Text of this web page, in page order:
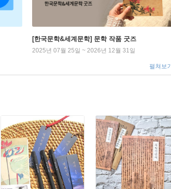
[한국문학&세계문학] 문학 작품 굿즈
2025년 07월 25일 ~ 2026년 12월 31일
펼쳐보기